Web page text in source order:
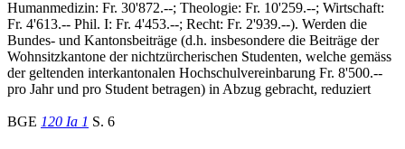
Humanmedizin: Fr. 30'872.--; Theologie: Fr. 10'259.--; Wirtschaft:
Fr. 4'613.-- Phil. I: Fr. 4'453.--; Recht: Fr. 2'939.--). Werden die
Bundes- und Kantonsbeiträge (d.h. insbesondere die Beiträge der
Wohnsitzkantone der nichtzürcherischen Studenten, welche gemäss
der geltenden interkantonalen Hochschulvereinbarung Fr. 8'500.--
pro Jahr und pro Student betragen) in Abzug gebracht, reduziert
BGE 120 Ia 1 S. 6